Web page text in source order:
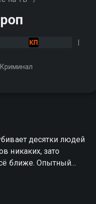
Криминал
десятки людей
никаких, зато
ближе. Опытный
сотрудницей